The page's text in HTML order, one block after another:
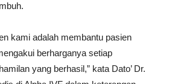
kami adalah membantu pasien
berharganya setiap
yang berhasil,” kata Dato’ Dr.